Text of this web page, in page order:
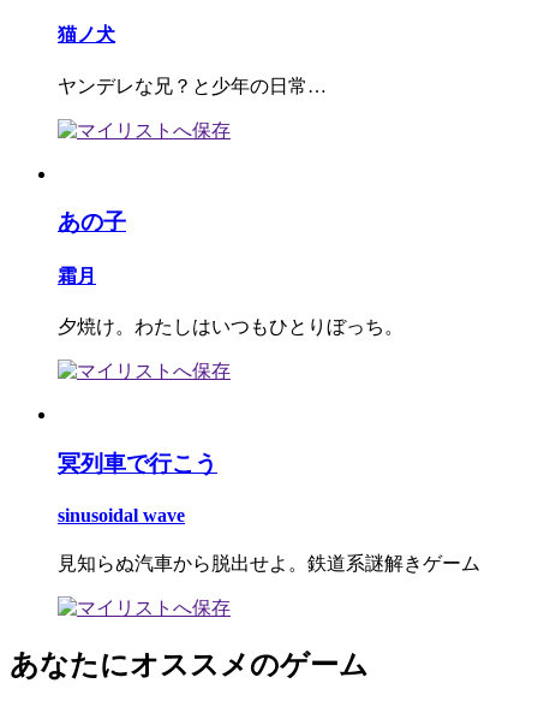
猫ノ犬
ヤンデレな兄？と少年の日常…
あの子
霜月
夕焼け。わたしはいつもひとりぼっち。
冥列車で行こう
sinusoidal wave
見知らぬ汽車から脱出せよ。鉄道系謎解きゲーム
あなたにオススメのゲーム